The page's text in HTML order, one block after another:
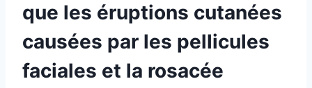
que les éruptions cutanées
causées par les pellicules
faciales et la rosacée